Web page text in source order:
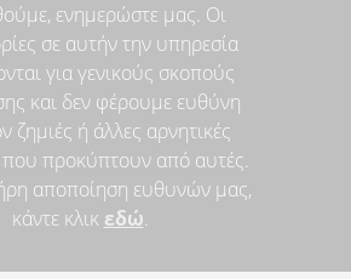
ενημερώστε μας. Οι
σε αυτήν την υπηρεσία
για γενικούς σκοπούς
και δεν φέρουμε ευθύνη
ζημιές ή άλλες αρνητικές
που προκύπτουν από αυτές.
αποποίηση ευθυνών μας,
κάντε κλικ εδώ.